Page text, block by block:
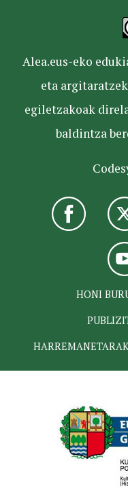
Alea.eus-eko
eta
egiletzakoak
baldintza
HONI